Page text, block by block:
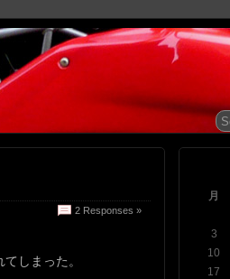
2 Responses »
しまった。
月
3
10
17